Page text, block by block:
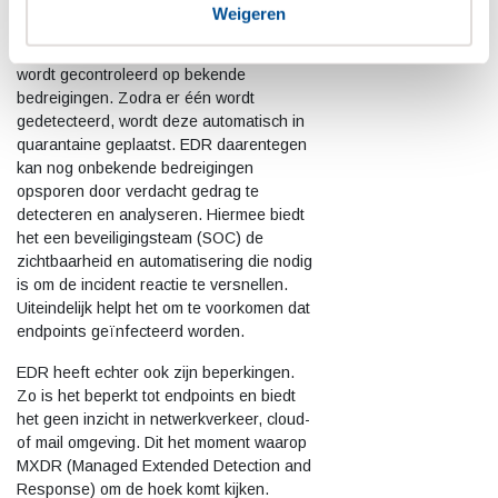
Weigeren
antivirussoftware, welke is ontworpen om
computervirussen te identificeren, tegen
te houden en te verwijderen. De database
wordt gecontroleerd op bekende
bedreigingen. Zodra er één wordt
gedetecteerd, wordt deze automatisch in
quarantaine geplaatst. EDR daarentegen
kan nog onbekende bedreigingen
opsporen door verdacht gedrag te
detecteren en analyseren. Hiermee biedt
het een beveiligingsteam (SOC) de
zichtbaarheid en automatisering die nodig
is om de incident reactie te versnellen.
Uiteindelijk helpt het om te voorkomen dat
endpoints geïnfecteerd worden.
EDR heeft echter ook zijn beperkingen.
Zo is het beperkt tot endpoints en biedt
het geen inzicht in netwerkverkeer, cloud-
of mail omgeving. Dit het moment waarop
MXDR (Managed Extended Detection and
Response) om de hoek komt kijken.